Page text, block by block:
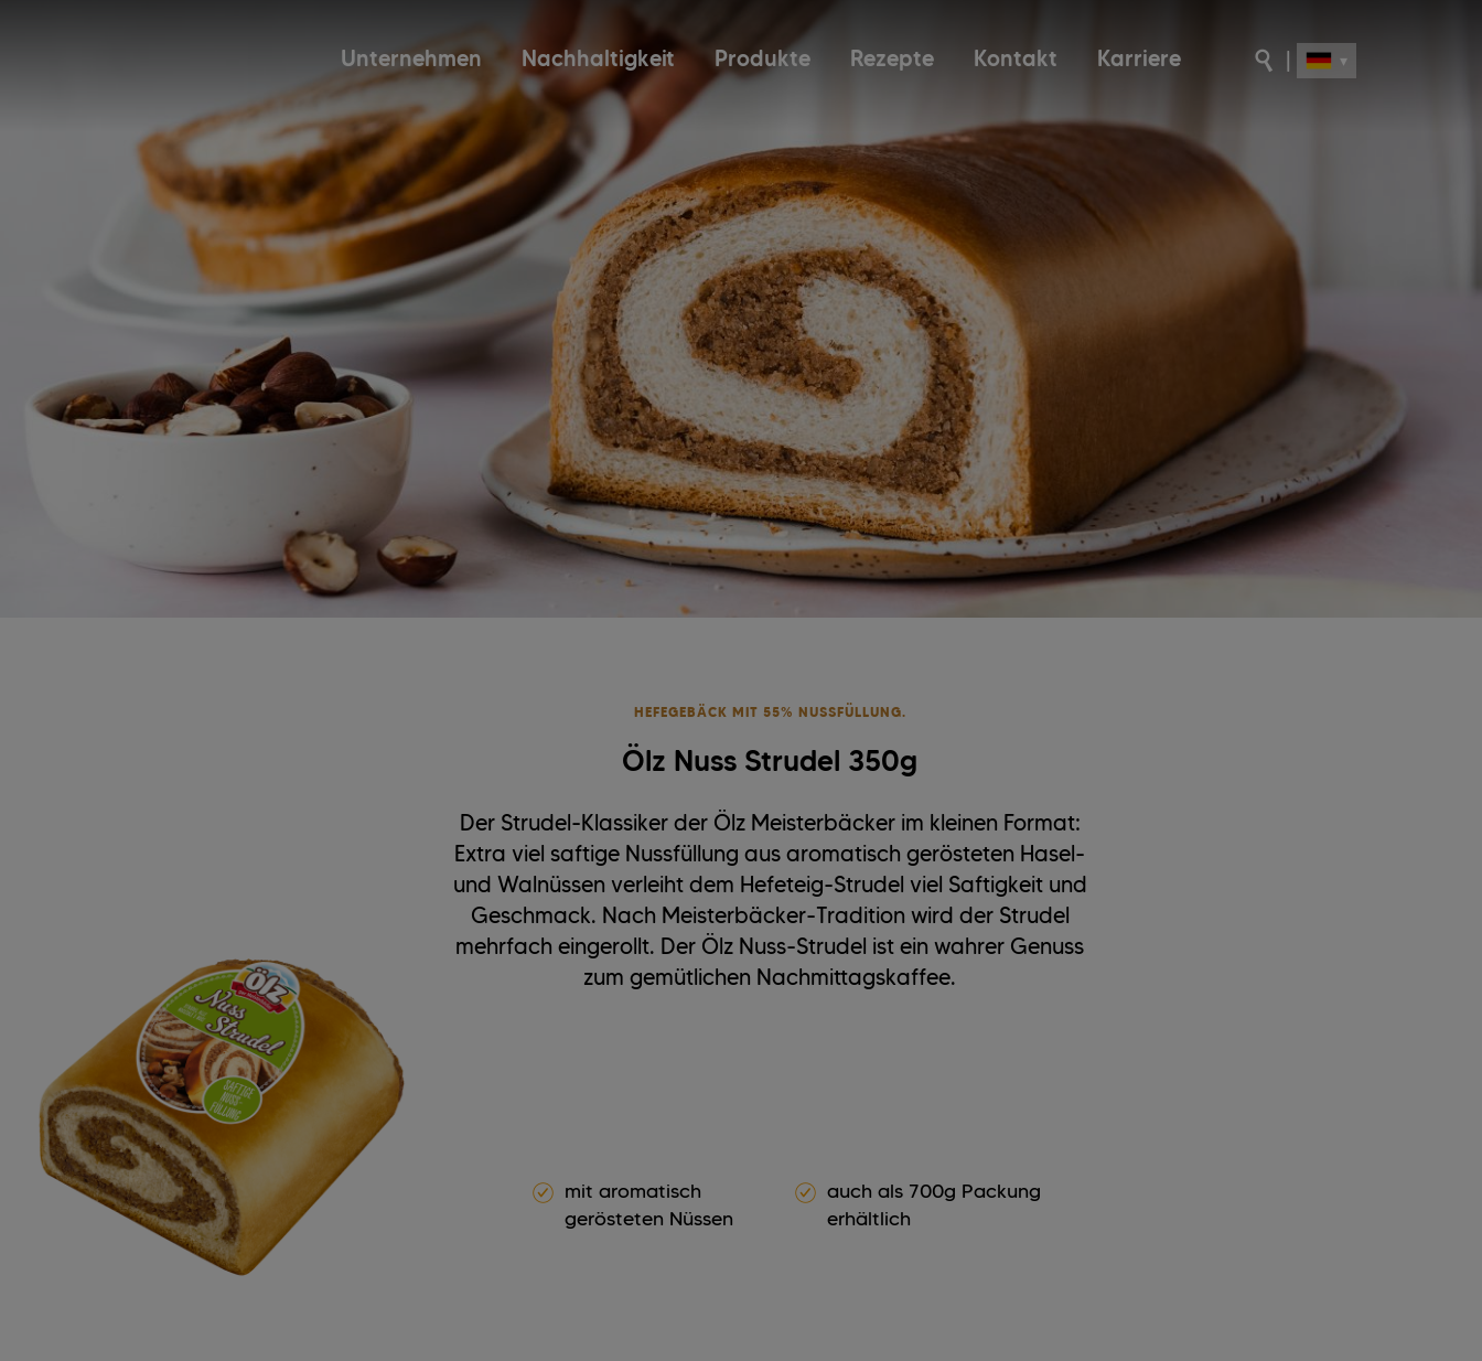
Unternehmen Nachhaltigkeit Produkte Rezepte Kontakt Karriere
HEFEGEBÄCK MIT 55% NUSSFÜLLUNG.
Ölz Nuss Strudel 350g
Der Strudel-Klassiker der Ölz Meisterbäcker im kleinen Format:
Extra viel saftige Nussfüllung aus aromatisch gerösteten Hasel-
und Walnüssen verleiht dem Hefeteig-Strudel viel Saftigkeit und
Geschmack. Nach Meisterbäcker-Tradition wird der Strudel
mehrfach eingerollt. Der Ölz Nuss-Strudel ist ein wahrer Genuss
zum gemütlichen Nachmittagskaffee.
mit aromatisch
gerösteten Nüssen
auch als 700g Packung
erhältlich